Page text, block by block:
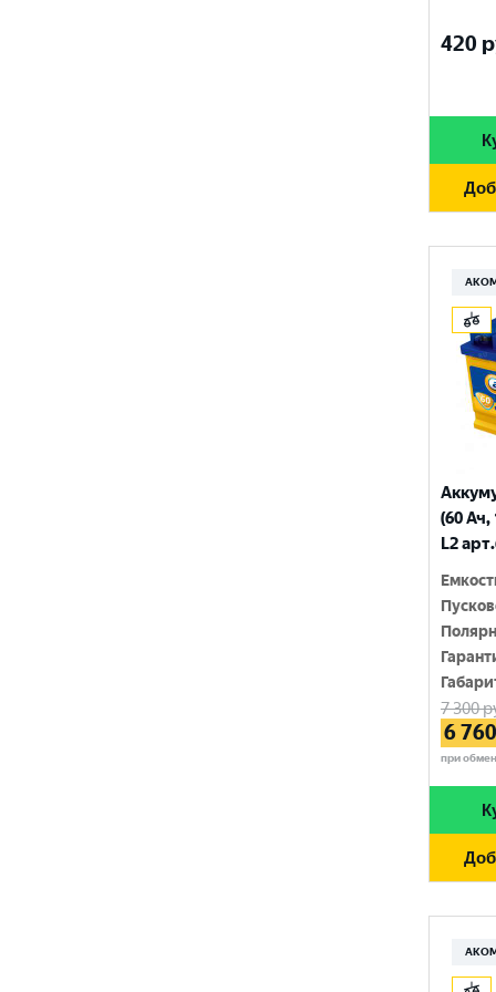
420
(60 Ач,
L2
7 300
6 760
при